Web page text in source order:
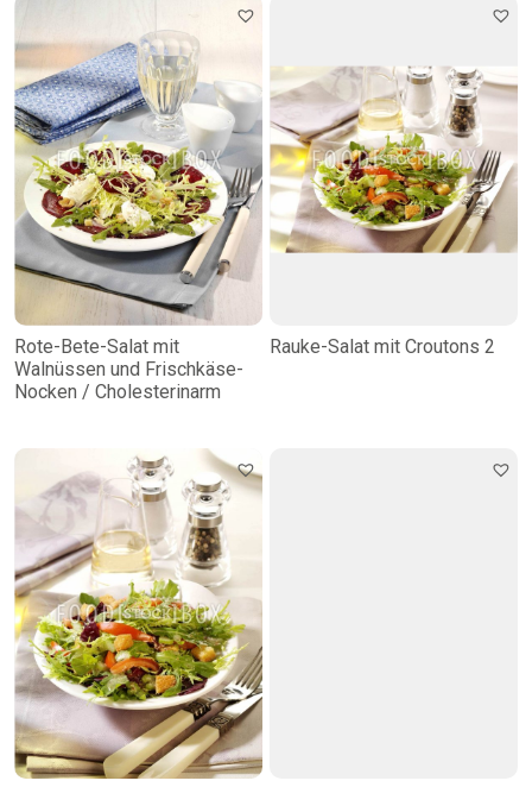
Rote-Bete-Salat mit
Walnüssen und Frischkäse-
Nocken / Cholesterinarm
Rauke-Salat mit Croutons 2